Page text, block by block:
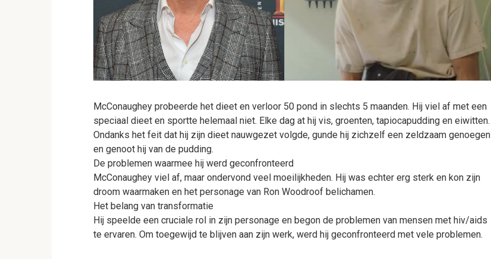
McConaughey probeerde het dieet en verloor 50 pond in slechts 5 maanden. Hij viel af met een
speciaal dieet en sportte helemaal niet. Elke dag at hij vis, groenten, tapiocapudding en eiwitten.
Ondanks het feit dat hij zijn dieet nauwgezet volgde, gunde hij zichzelf een zeldzaam genoegen
en genoot hij van de pudding.
De problemen waarmee hij werd geconfronteerd
McConaughey viel af, maar ondervond veel moeilijkheden. Hij was echter erg sterk en kon zijn
droom waarmaken en het personage van Ron Woodroof belichamen.
Het belang van transformatie
Hij speelde een cruciale rol in zijn personage en begon de problemen van mensen met hiv/aids
te ervaren. Om toegewijd te blijven aan zijn werk, werd hij geconfronteerd met vele problemen.